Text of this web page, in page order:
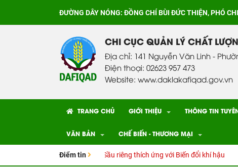
ĐƯỜNG DÂY NÓNG:ĐỒNG CHÍ BÙI ĐỨC THIỆN, PHÓ
CHI CỤC QUẢN LÝ CHẤT
Địa chỉ: 141 Nguyễn Văn Linh -
Điện thoại: 02623 957 473
Website: www.daklakafiqad.gov.vn
TRANG CHỦ GIỚI THIỆU THÔNG TIN
VĂN BẢN CHẾ BIẾN - THƯƠNG MẠI
Điểm tin
dẫn kỹ thuật Canh tác cây Sầu riêng thích ứng với Biến đổi khí hậu